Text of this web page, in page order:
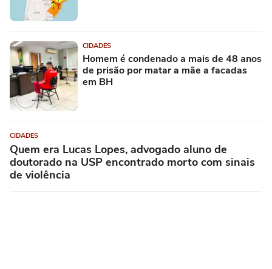
CIDADES
Homem é condenado a mais de 48 anos
de prisão por matar a mãe a facadas
em BH
CIDADES
Quem era Lucas Lopes, advogado aluno de
doutorado na USP encontrado morto com sinais
de violência